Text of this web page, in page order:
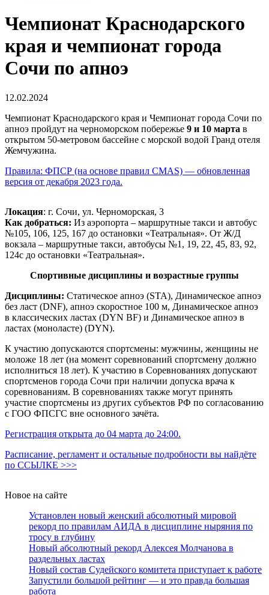
Чемпионат Краснодарского
края и чемпионат города
Сочи по апноэ
12.02.2024
Чемпионат Краснодарского края и Чемпионат города Сочи по
апноэ пройдут на черноморском побережье 9 и 10 марта в
открытом 50-метровом бассейне с морской водой Гранд отеля
Жемчужина.
Правила: ФПСР (на основе правил CMAS) — обновленная
версия от декабря 2023 года.
Локация: г. Сочи, ул. Черноморская, 3
Как добраться: Из аэропорта – маршрутные такси и автобус
№105, 106, 125, 167 до остановки «Театральная». От Ж/Д
вокзала – маршрутные такси, автобусы №1, 19, 22, 45, 83, 92,
124с до остановки «Театральная».
Спортивные дисциплины и возрастные группы
Дисциплины: Статическое апноэ (STA), Динамическое апноэ
без ласт (DNF), апноэ скоростное 100 м, Динамическое апноэ
в классических ластах (DYN BF) и Динамическое апноэ в
ластах (моноласте) (DYN).
К участию допускаются спортсмены: мужчины, женщины не
моложе 18 лет (на момент соревнований спортсмену должно
исполниться 18 лет). К участию в Соревнованиях допускают
спортсменов города Сочи при наличии допуска врача к
соревнованиям. В соревнованиях также могут принять
участие спортсмены из других субъектов РФ по согласованию
с ГОО ФПСГС вне основного зачёта.
Регистрация открыта до 04 марта до 24:00.
Расписание, регламент и остальные подробности вы найдёте
по ССЫЛКЕ >>>
Новое на сайте
Установлен новый женский абсолютный мировой
рекорд по правилам АИДА в дисциплине ныряния по
тросу в глубину
Новый абсолютный рекорд Алексея Молчанова в
раздельных ластах
Новый состав Судейского комитета приступает к работе
Запустили большой рейтинг — и это правда большая
работа